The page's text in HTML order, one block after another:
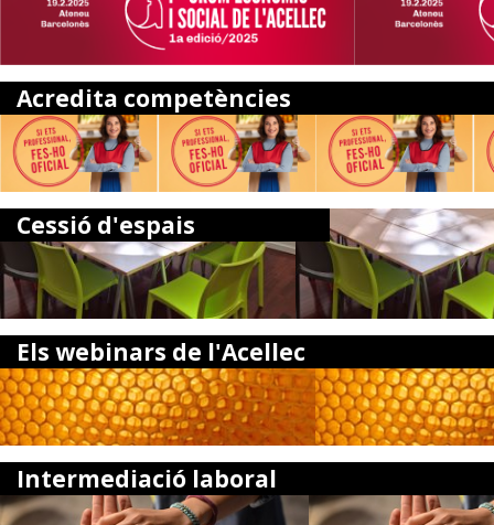
Acredita competències
Cessió d'espais
Els webinars de l'Acellec
Intermediació laboral